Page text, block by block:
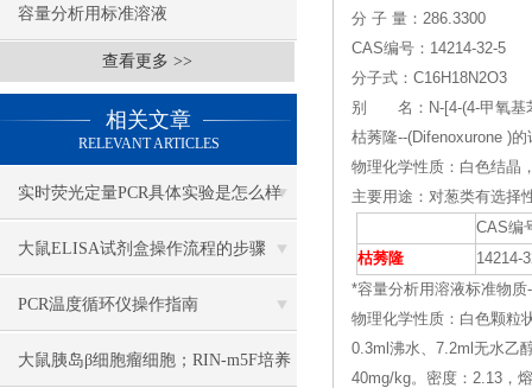
容量分析用标准溶液
查看更多 >>
相关文章
RELEVANT ARTICLES
实时荧光定量PCR具体实验是怎么样
做的？
大鼠ELISA试剂盒操作流程的步骤
PCR温度循环仪操作指南
大鼠胰岛β细胞瘤细胞；RIN-m5F培养
分 子 量：286.3300
CAS编号：14214-32-5
分子式：C16H18N2O3
别 名：N-[4-(4-甲氧基
枯莠隆--(Difenoxurone )的
物理化学性质：白色结晶
主要用途：对葱类有选择
CAS编
枯莠隆
14214-
*容量分析用溶液标准物
物理化学性质：白色颗粒
0.3ml沸水、7.2ml无水乙
40mg/kg。密度：2.13，